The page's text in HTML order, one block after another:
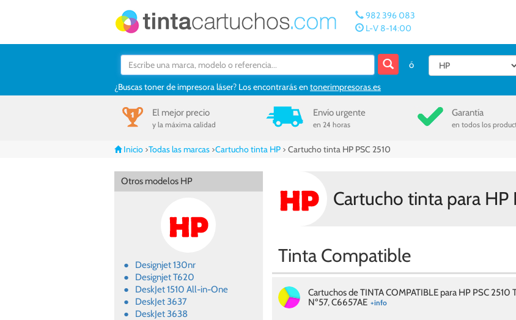
982 396 083
L-V 8-14:00
ó
¿Buscas toner de impresora láser? Los encontrarás en tonerimpresoras.es
El mejor precio
y la máxima calidad
Envío urgente
en 24 horas
Garantía
en todos los
Inicio >Todas las marcas >Cartucho tinta HP > Cartucho tinta HP PSC 2510
Cartucho tinta para HP
Tinta Compatible
Cartuchos de TINTA COMPATIBLE para HP PSC 2510
Nº57, C6657AE +info
Otros modelos HP
Designjet 130nr
Designjet T620
DeskJet 1510 All-in-One
DeskJet 3637
DeskJet 3638